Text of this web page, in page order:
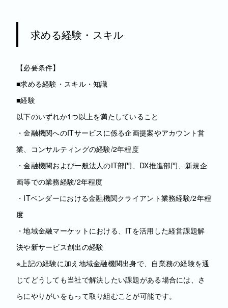
求める経験・スキル
【必要条件】
■求める経験・スキル・知識
■経験
以下のいずれか1つ以上を満たしていること
・金融機関へのITサービスに係る企画提案やアカウント営
業、コンサルティングの経験/2年程度
・金融機関および一般法人のIT部門、DX推進部門、新規企
画等での業務経験/2年程度
・ITベンダーにおける金融機関クライアント業務経験/2年程
度
・地域金融マーケットにおける、ITを活用した経営課題解
決や新サービス創出の経験
※上記の経験に加え地域金融機関出身で、自業務の経験を通
じてどうしても当社で解決したい課題がある場合には、さ
らにやりがいをもって取り組むことが可能です。